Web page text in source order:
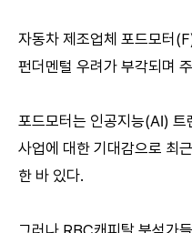
자동차 제조업체 포드모터
펀더멘털 우려가 부각되며
포드모터는 인공지능(AI) 트
사업에 대한 기대감으로 최
한 바 있다.